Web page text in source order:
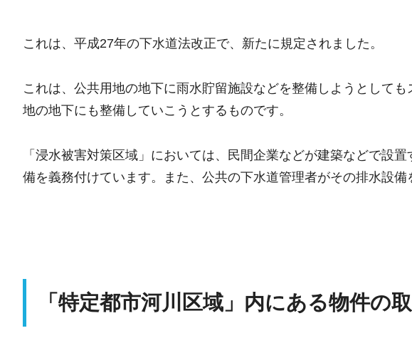
これは、平成27年の下水道法改正で、新たに規定されました。
これは、公共用地の地下に雨水貯留施設などを整備しようとして
地の地下にも整備していこうとするものです。
「浸水被害対策区域」においては、民間企業などが建築などで設
備を義務付けています。また、公共の下水道管理者がその排水設備
「特定都市河川区域」内にある物件の